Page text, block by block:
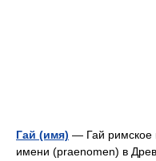
Гай (имя) — Гай римское
имени (praenomen) в